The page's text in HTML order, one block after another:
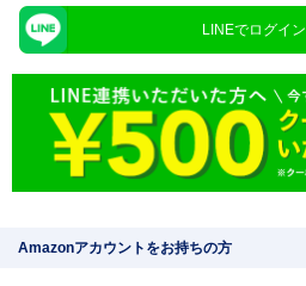
LINEでログイン
Amazonアカウントをお持ちの方